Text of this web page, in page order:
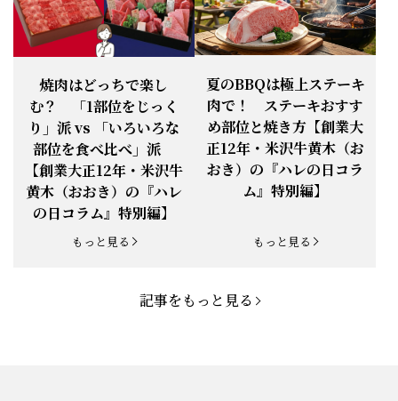
お知らせ 2025.6.16 新登場！一膳ご飯
お知らせ 2025.5.28 「初夏の肉祭り」開催中
お知らせ 2025.5.19 「父の日特集」開催中
お知らせ 2025.4.28 「BBQ企画」開催中！
お知らせ 2025.4.28 「母の日企画」開催中！
焼肉はどっちで楽し
む？ 「1部位をじっく
り」派 vs 「いろいろな
部位を食べ比べ」派
【創業大正12年・米沢牛
黄木（おおき）の『ハレ
の日コラム』特別編】
もっと見る
夏のBBQは極上ステーキ
肉で！ ステーキおすす
め部位と焼き方【創業大
正12年・米沢牛黄木（お
おき）の『ハレの日コラ
ム』特別編】
もっと見る
記事をもっと見る